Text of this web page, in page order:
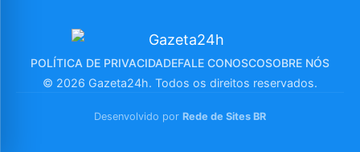
POLÍTICA DE PRIVACIDADEFALE CONOSCOSOBRE NÓS
© 2026 Gazeta24h. Todos os direitos reservados.
Desenvolvido por Rede de Sites BR